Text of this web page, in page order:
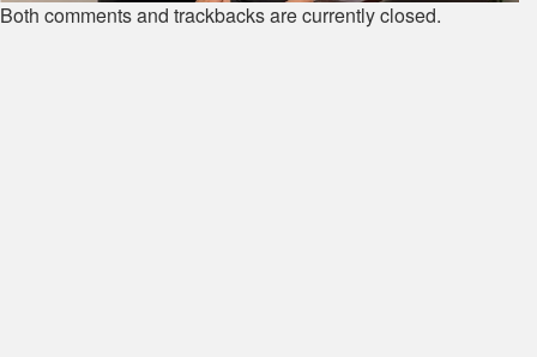
Both comments and trackbacks are currently closed.